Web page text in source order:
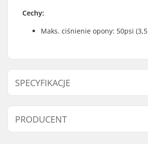
Cechy:
Maks. ciśnienie opony: 50psi
SPECYFIKACJE
Średnica koła:
200mm
Szerokość koła:
Rodzaj kółka:
PRODUCENT